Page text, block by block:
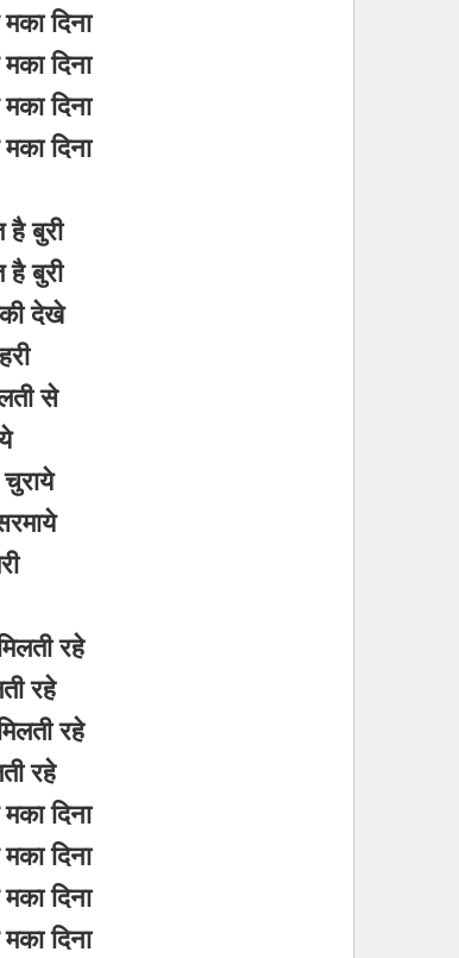
दिना
दिना
दिना
दिना
बुरी
बुरी
देखे
से
रहे
रहे
रहे
रहे
दिना
दिना
दिना
दिना